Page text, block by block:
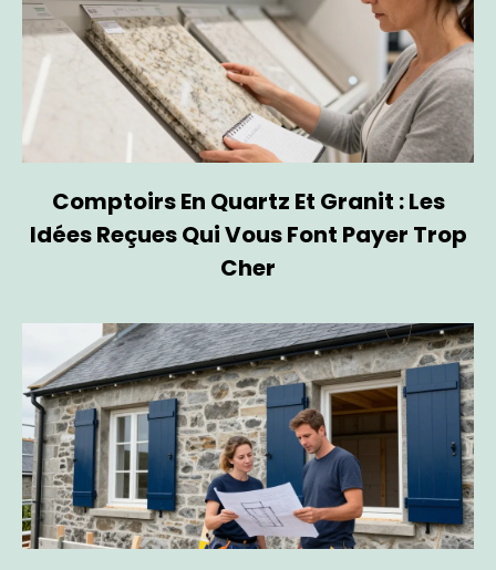
Comptoirs En Quartz Et Granit : Les
Idées Reçues Qui Vous Font Payer Trop
Cher